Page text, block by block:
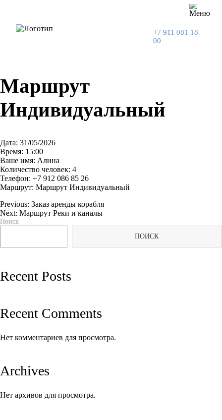
+7 911 081 18
00
Маршрут
Индивидуальный
Дата: 31/05/2026
Время: 15:00
Ваше имя: Алина
Количество человек: 4
Телефон: +7 912 086 85 26
Маршрут: Маршрут Индивидуальный
Навигация
записям
Previous: Заказ аренды корабля
Next: Маршрут Реки и каналы
Поиск
ПОИСК
Recent Posts
Recent Comments
Нет комментариев для просмотра.
Archives
Нет архивов для просмотра.